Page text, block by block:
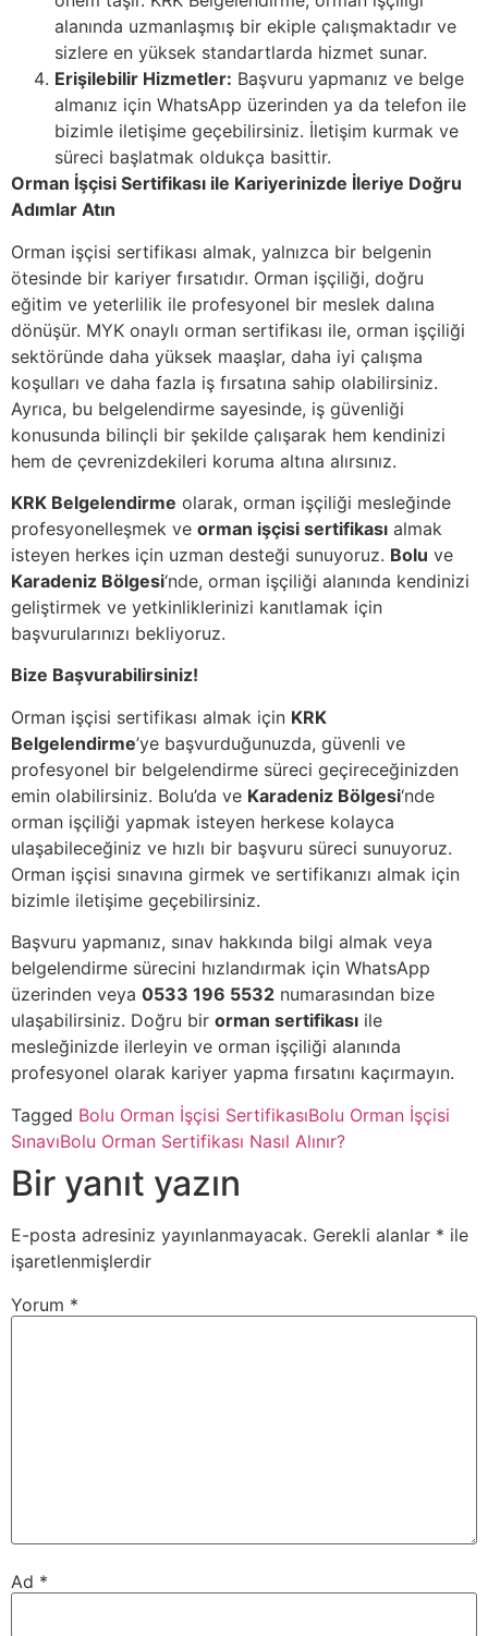
alanında uzmanlaşmış bir ekiple çalışmaktadır ve
sizlere en yüksek standartlarda hizmet sunar.
Erişilebilir Hizmetler: Başvuru yapmanız ve belge
almanız için WhatsApp üzerinden ya da telefon ile
bizimle iletişime geçebilirsiniz. İletişim kurmak ve
süreci başlatmak oldukça basittir.
Orman İşçisi Sertifikası ile Kariyerinizde İleriye Doğru
Adımlar Atın
Orman işçisi sertifikası almak, yalnızca bir belgenin
ötesinde bir kariyer fırsatıdır. Orman işçiliği, doğru
eğitim ve yeterlilik ile profesyonel bir meslek dalına
dönüşür. MYK onaylı orman sertifikası ile, orman işçiliği
sektöründe daha yüksek maaşlar, daha iyi çalışma
koşulları ve daha fazla iş fırsatına sahip olabilirsiniz.
Ayrıca, bu belgelendirme sayesinde, iş güvenliği
konusunda bilinçli bir şekilde çalışarak hem kendinizi
hem de çevrenizdekileri koruma altına alırsınız.
KRK Belgelendirme olarak, orman işçiliği mesleğinde
profesyonelleşmek ve orman işçisi sertifikası almak
isteyen herkes için uzman desteği sunuyoruz. Bolu ve
Karadeniz Bölgesi‘nde, orman işçiliği alanında kendinizi
geliştirmek ve yetkinliklerinizi kanıtlamak için
başvurularınızı bekliyoruz.
Bize Başvurabilirsiniz!
Orman işçisi sertifikası almak için KRK
Belgelendirme’ye başvurduğunuzda, güvenli ve
profesyonel bir belgelendirme süreci geçireceğinizden
emin olabilirsiniz. Bolu’da ve Karadeniz Bölgesi‘nde
orman işçiliği yapmak isteyen herkese kolayca
ulaşabileceğiniz ve hızlı bir başvuru süreci sunuyoruz.
Orman işçisi sınavına girmek ve sertifikanızı almak için
bizimle iletişime geçebilirsiniz.
Başvuru yapmanız, sınav hakkında bilgi almak veya
belgelendirme sürecini hızlandırmak için WhatsApp
üzerinden veya 0533 196 5532 numarasından bize
ulaşabilirsiniz. Doğru bir orman sertifikası ile
mesleğinizde ilerleyin ve orman işçiliği alanında
profesyonel olarak kariyer yapma fırsatını kaçırmayın.
Tagged Bolu Orman İşçisi SertifikasıBolu Orman İşçisi
SınavıBolu Orman Sertifikası Nasıl Alınır?
Bir yanıt yazın
E-posta adresiniz yayınlanmayacak. Gerekli alanlar * ile
işaretlenmişlerdir
Yorum *
Ad *